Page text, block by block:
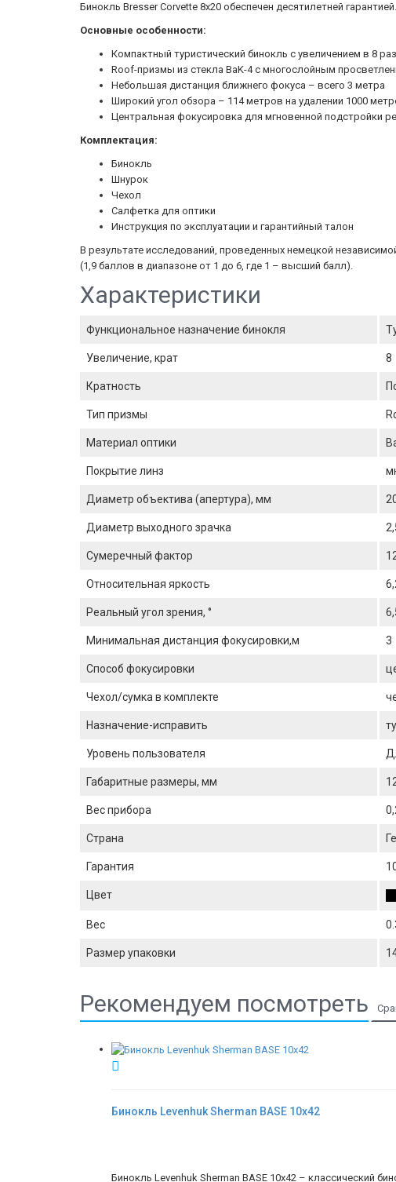
Бинокль Bresser Corvette 8x20 обеспечен десятилетней гарантией.
Основные особенности:
Компактный туристический бинокль с увеличением в 8 раз
Roof-призмы из стекла BaK-4 с многослойным
Небольшая дистанция ближнего фокуса – всего 3 метра
Широкий угол обзора – 114 метров на удалении 1000
Центральная фокусировка для мгновенной подстройки
Комплектация:
Бинокль
Шнурок
Чехол
Салфетка для оптики
Инструкция по эксплуатации и гарантийный талон
В результате исследований, проведенных немецкой
(1,9 баллов в диапазоне от 1 до 6, где 1 – высший балл).
Характеристики
Функциональное назначение бинокля
Увеличение, крат 8
Кратность
Тип призмы
Материал оптики
Покрытие линз
Диаметр объектива (апертура), мм
Диаметр выходного зрачка
Сумеречный фактор
Относительная яркость
Реальный угол зрения, °
Минимальная дистанция фокусировки,м 3
Способ фокусировки
Чехол/сумка в комплекте
Назначение-исправить
Уровень пользователя
Габаритные размеры, мм
Вес прибора
Страна
Гарантия
Цвет
Вес
Размер упаковки
Рекомендуем посмотреть
Бинокль Levenhuk Sherman BASE 10x42
Бинокль Levenhuk Sherman BASE 10x42 – классический